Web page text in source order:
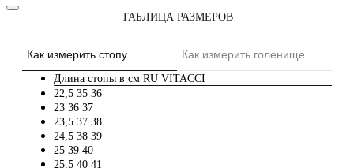
ТАБЛИЦА РАЗМЕРОВ
Как измерить стопу Как измерить голенище
Длина стопы в см RU VITACCI
22,5 35 36
23 36 37
23,5 37 38
24,5 38 39
25 39 40
25,5 40 41